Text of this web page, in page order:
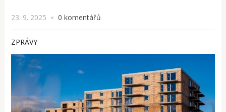
23. 9. 2025 × 0 komentářů
ZPRÁVY